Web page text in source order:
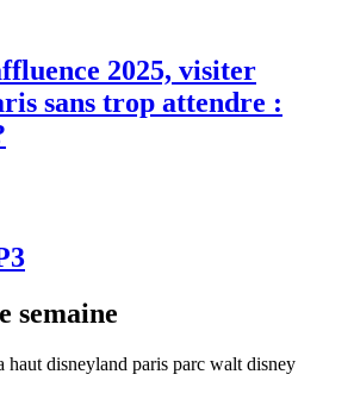
2025, visiter
sans trop attendre :
semaine